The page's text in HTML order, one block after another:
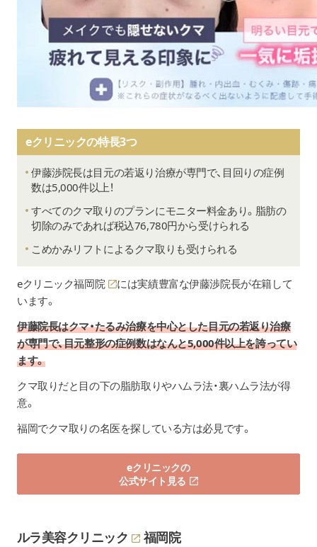
eクリニックの特長3つ
伊藤渉院長は目元の若返り治療が専門で、目回りの症例
数は5,000件以上！
すべてのクマ取りのプランにモニター料金あり。脂肪の
切除のみであれば税込76,780円から受けられる
こめかみリフトによるクマ取りも受けられる
eクリニック福岡院
には実績豊富な伊藤渉院長が在籍して
います。
伊藤院長はクマ・たるみ治療を中心とした目元の若返り治療
が専門で、目元整形の症例数はなんと5,000件以上を誇ってい
ます。
クマ取りだと目の下の脂肪取りやハムラ法・裏ハムラ法が得
意。
福岡でクマ取りの名医を探している方は必見です。
eクリニックの
公式サイト見る
ルラ美容クリニック 福岡院